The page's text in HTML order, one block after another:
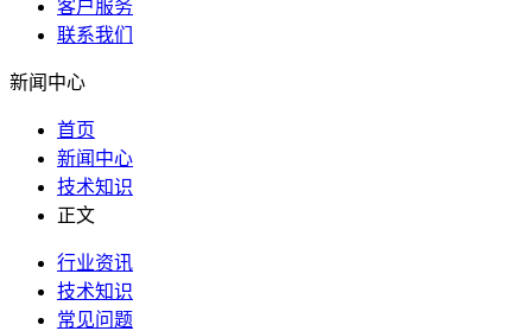
客户服务
联系我们
新闻中心
首页
新闻中心
技术知识
正文
行业资讯
技术知识
常见问题